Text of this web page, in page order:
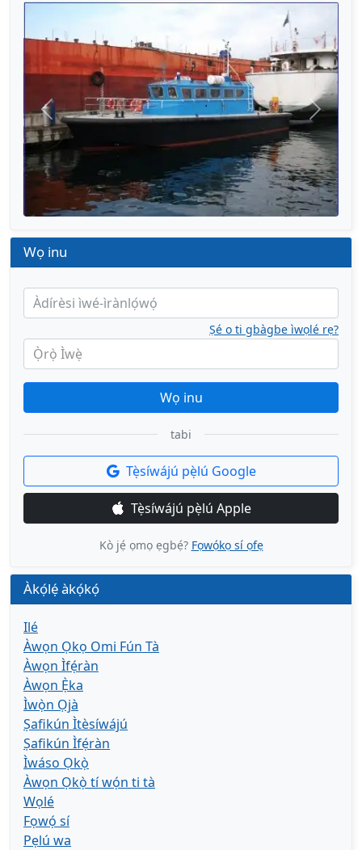
Títì Tẹ̀lẹ̀
Wọ inu
Àdírèsi ìwé-ìrànlọ́wọ́
Ọ̀rọ̀ Ìwẹ̀
Ṣé o ti gbàgbe ìwọlé rẹ?
Wọ inu
tabi
Tẹ̀síwájú pẹ̀lú Google
Tẹ̀síwájú pẹ̀lú Apple
Kò jẹ́ ọmọ ẹgbẹ́? Fọwọ́kọ sí ọfẹ
Àkọ́lẹ́ àkọ́kọ́
Ilé
Àwọn Ọkọ Omi Fún Tà
Àwọn Ìfẹ́ràn
Àwọn Ẹ̀ka
Ìwọ̀n Ọjà
Ṣafikún Ìtèsíwájú
Ṣafikún Ìfẹ́ràn
Ìwáso Ọkọ̀
Àwọn Ọkọ̀ tí wọ́n ti tà
Wọlé
Fọwọ́ sí
Pẹlú wa